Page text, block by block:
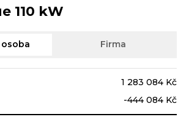
110 kW
Firma
1 283 084 Kč
-444 084 Kč